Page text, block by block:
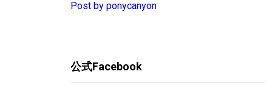
Post by ponycanyon
公式Facebook